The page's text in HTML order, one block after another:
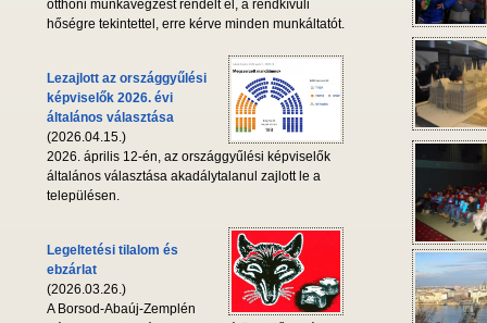
otthoni munkavégzést rendelt el, a rendkívüli
hőségre tekintettel, erre kérve minden munkáltatót.
Lezajlott az országgyűlési
képviselők 2026. évi
általános választása
(2026.04.15.)
2026. április 12-én, az országgyűlési képviselők
általános választása akadálytalanul zajlott le a
településen.
Legeltetési tilalom és
ebzárlat
(2026.03.26.)
A Borsod-Abaúj-Zemplén